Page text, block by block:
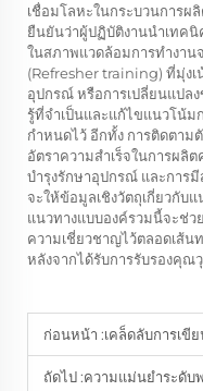
เชื่อมโลหะในกระบวนการผ
ยืนยันว่าผู้ปฏิบัติงานนำเทคนิ
ในสภาพแวดล้อมการทำงาน
(Refresher training) ที่มุ่ง
อุปกรณ์ หรือการเปลี่ยนแปล
รู้ที่จำเป็นและแก้ไขแนวโน้ม
กำหนดไว้ อีกทั้ง การติดตาม
อัตราความสำเร็จในการผลิ
บำรุงรักษาอุปกรณ์ และการ
จะให้ข้อมูลเชิงวัตถุเกี่ยวกับ
แนวทางแบบองค์รวมนี้จะช่ว
ความเชี่ยวชาญไว้ตลอดเส้น
หลังจากได้รับการรับรองคุณ
ก่อนหน้า :เคล็ดลับการเขียน
ถัดไป :ความแม่นยำระดับพลั